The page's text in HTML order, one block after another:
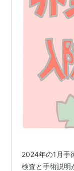
2024年の1月手
検査と手術説明